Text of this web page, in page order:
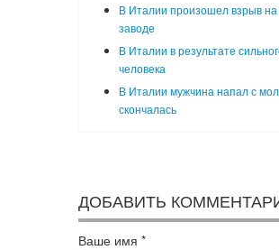
В Италии произошел взрыв
заводе
В Италии в результате
человека
В Италии мужчина напал с
скончалась
ДОБАВИТЬ
Ваше имя *